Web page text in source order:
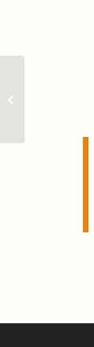
Eight
of Lille, IUF